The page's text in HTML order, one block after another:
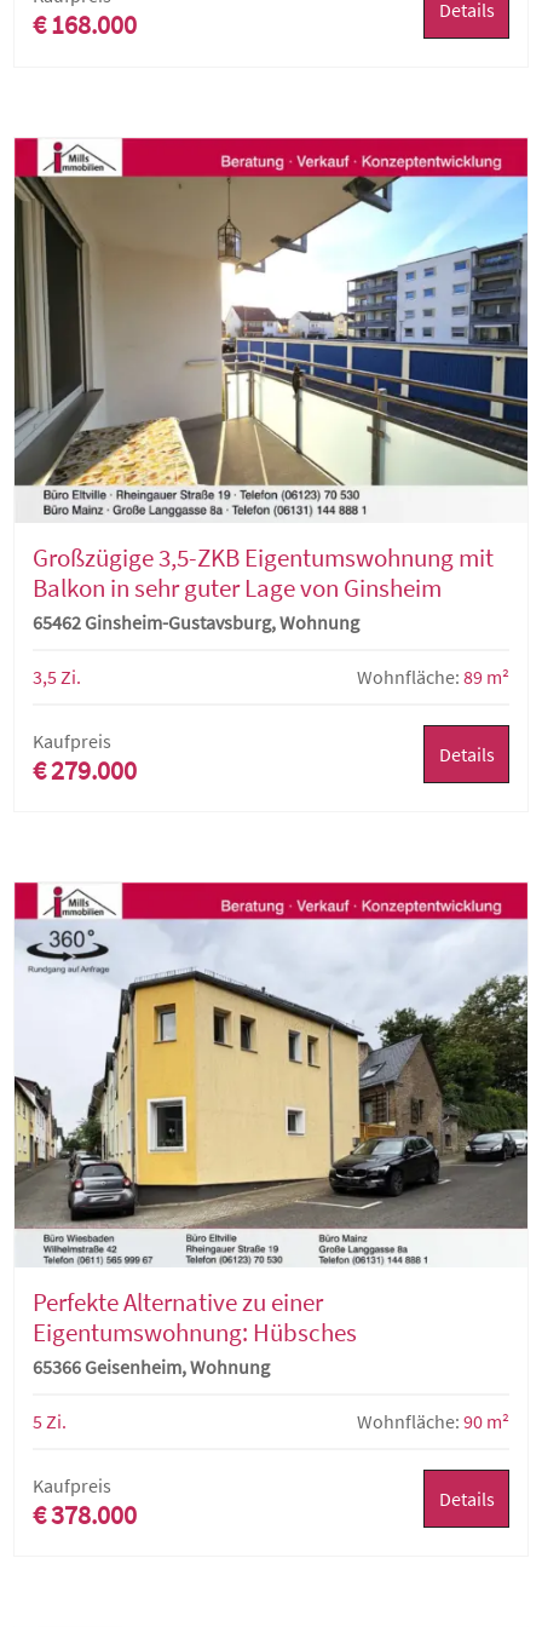
€ 168.000 Details
Großzügige 3,5-ZKB Eigentumswohnung mit
Balkon in sehr guter Lage von Ginsheim
65462 Ginsheim-Gustavsburg, Wohnung
3,5 Zi. Wohnfläche: 89 m²
Kaufpreis
€ 279.000 Details
Perfekte Alternative zu einer
Eigentumswohnung: Hübsches
Einfamilienhaus mit idyllischem Hof
65366 Geisenheim, Wohnung
5 Zi. Wohnfläche: 90 m²
Kaufpreis
€ 378.000 Details